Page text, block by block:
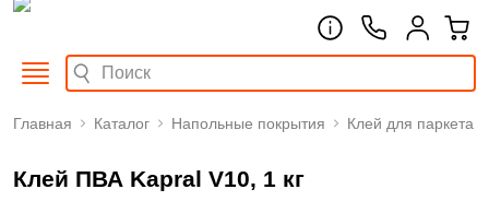
Главная Каталог Напольные покрытия Клей для паркета
Клей ПВА Kapral V10, 1 кг